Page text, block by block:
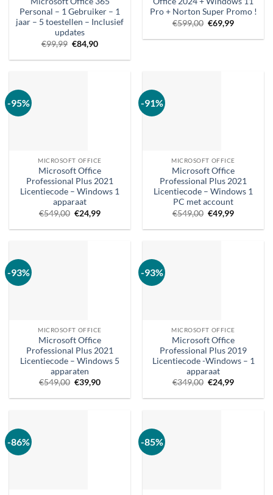
Personal – 1 Gebruiker – 1
jaar – 5 toestellen – Inclusief
updates
€99,99 Oorspronkelijke
prijs
was:
€84,90Huidige
is:
Pro + Norton Super Promo !
€599,00 Oorspronkelijke
prijs
was:
€69,99Huidige
is:
-95%
MICROSOFT OFFICE
Microsoft Office
Professional Plus 2021
Licentiecode – Windows 1
apparaat
€549,00 Oorspronkelijke
prijs
was:
€24,99Huidige
is:
-91%
MICROSOFT OFFICE
Microsoft Office
Professional Plus 2021
Licentiecode – Windows 1
PC met account
€549,00 Oorspronkelijke
prijs
was:
€49,99Huidige
is:
-93%
MICROSOFT OFFICE
Microsoft Office
Professional Plus 2021
Licentiecode – Windows 5
apparaten
€549,00 Oorspronkelijke
prijs
was:
€39,90Huidige
is:
-93%
MICROSOFT OFFICE
Microsoft Office
Professional Plus 2019
Licentiecode -Windows – 1
apparaat
€349,00 Oorspronkelijke
prijs
was:
€24,99Huidige
is:
-86% -85%